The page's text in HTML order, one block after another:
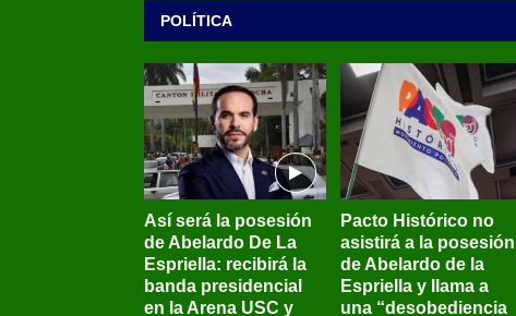
POLÍTICA
Así será la posesión
de Abelardo De La
Espriella: recibirá la
banda presidencial
en la Arena USC y
Pacto Histórico no
asistirá a la posesión
de Abelardo de la
Espriella y llama a
una “desobediencia